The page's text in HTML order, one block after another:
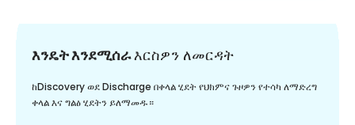
እንዴት እንደሚሰራእርስዎን ለመርዳት
ከDiscovery ወደ Discharge በቀላል ሂደት የህክምና ጉዞዎን የተሳካ ለማድረግ
ቀላል እና ግልፅ ሂደትን ይለማመዱ።